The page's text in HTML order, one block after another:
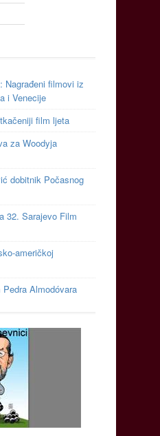
Nagrađeni filmovi iz
i Venecije
film ljeta
za Woodyja
dobitnik Počasnog
32. Sarajevo Film
američkoj
Almodóvara